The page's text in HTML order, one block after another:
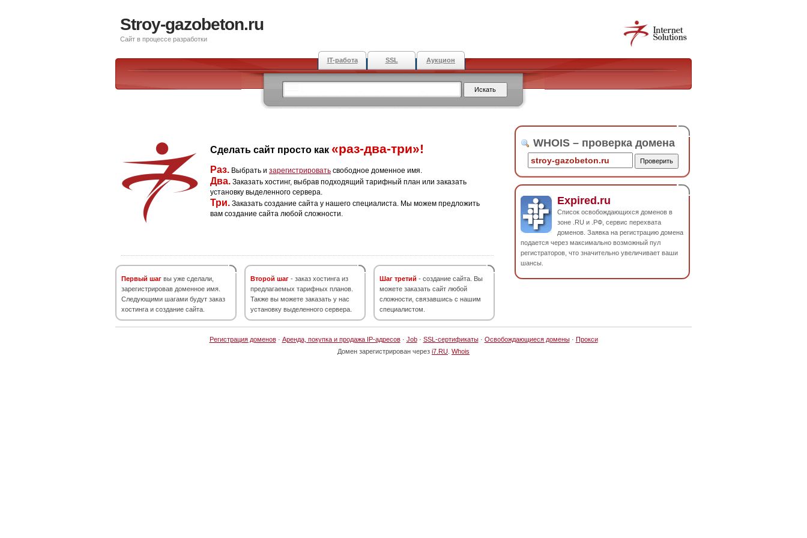
Stroy-gazobeton.ru
Сайт в процессе разработки
IT-работа SSL Аукцион
Сделать сайт просто как «раз-два-три»!
Раз. Выбрать и зарегистрировать свободное доменное имя.
Два. Заказать хостинг, выбрав подходящий тарифный план или заказать
установку выделенного сервера.
Три. Заказать создание сайта у нашего специалиста. Мы можем предложить
вам создание сайта любой сложности.
Первый шаг вы уже сделали,
зарегистрировав доменное имя.
Следующими шагами будут заказ
хостинга и создание сайта.
Второй шаг - заказ хостинга из
предлагаемых тарифных планов.
Также вы можете заказать у нас
установку выделенного сервера.
Шаг третий - создание сайта. Вы
можете заказать сайт любой
сложности, связавшись с нашим
специалистом.
WHOIS – проверка домена
Expired.ru
Список освобождающихся доменов в
зоне .RU и .РФ, сервис перехвата
доменов. Заявка на регистрацию домена
подается через максимально возможный пул
регистраторов, что значительно увеличивает ваши
шансы.
Регистрация доменов· Аренда, покупка и продажа IP-адресов· Job· SSL-сертификаты· Освобождающиеся домены· Прокси
Домен зарегистрирован через i7.RU Whois